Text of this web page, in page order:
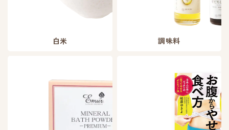
白米 調味料